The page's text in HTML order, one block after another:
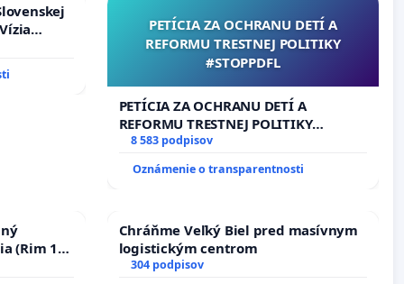
PETÍCIA ZA OCHRANU DETÍ A
REFORMU TRESTNEJ POLITIKY
#STOPPDFL
PETÍCIA ZA OCHRANU DETÍ A
REFORMU TRESTNEJ POLITIKY
#STOPPDFL
8 583 podpisov
Oznámenie o transparentnosti
(Rim 10,
Chráňme Veľký Biel pred masívnym
logistickým centrom
304 podpisov